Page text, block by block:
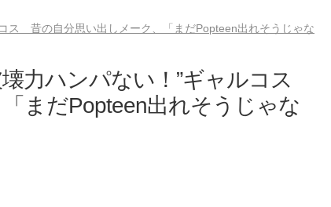
ス 昔の自分思い出しメーク、「まだPopteen出れそうじゃな
壊力ハンパない！”ギャルコス
まだPopteen出れそうじゃな